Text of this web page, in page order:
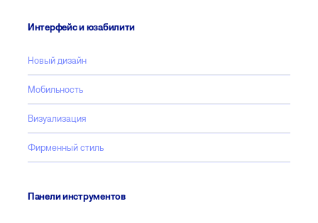
Интерфейс и юзабилити
Новый дизайн
Мобильность
Визуализация
Фирменный стиль
Панели инструментов